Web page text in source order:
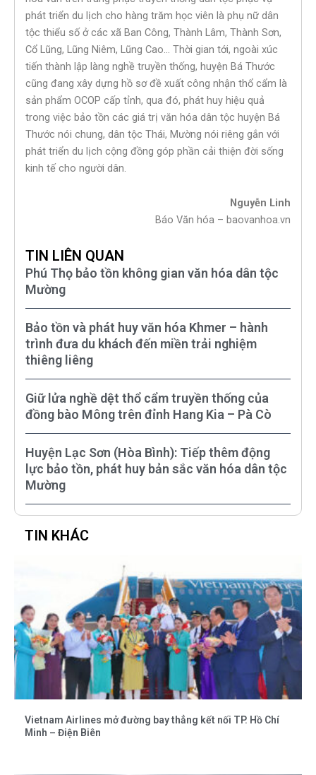
phát triển du lịch cho hàng trăm học viên là phụ nữ dân
tộc thiểu số ở các xã Ban Công, Thành Lâm, Thành Sơn,
Cổ Lũng, Lũng Niêm, Lũng Cao… Thời gian tới, ngoài xúc
tiến thành lập làng nghề truyền thống, huyện Bá Thước
cũng đang xây dựng hồ sơ đề xuất công nhận thổ cẩm là
sản phẩm OCOP cấp tỉnh, qua đó, phát huy hiệu quả
trong việc bảo tồn các giá trị văn hóa dân tộc huyện Bá
Thước nói chung, dân tộc Thái, Mường nói riêng gắn với
phát triển du lịch cộng đồng góp phần cải thiện đời sống
kinh tế cho người dân.
Nguyễn Linh
Báo Văn hóa – baovanhoa.vn
TIN LIÊN QUAN
Phú Thọ bảo tồn không gian văn hóa dân tộc
Mường
Bảo tồn và phát huy văn hóa Khmer – hành
trình đưa du khách đến miền trải nghiệm
thiêng liêng
Giữ lửa nghề dệt thổ cẩm truyền thống của
đồng bào Mông trên đỉnh Hang Kia – Pà Cò
Huyện Lạc Sơn (Hòa Bình): Tiếp thêm động
lực bảo tồn, phát huy bản sắc văn hóa dân tộc
Mường
TIN KHÁC
Vietnam Airlines mở đường bay thẳng kết nối TP. Hồ Chí
Minh – Điện Biên